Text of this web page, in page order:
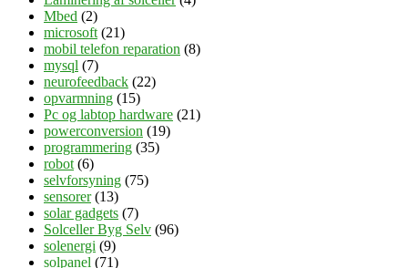
Mbed (2)
microsoft (21)
mobil telefon reparation (8)
mysql (7)
neurofeedback (22)
opvarmning (15)
Pc og labtop hardware (21)
powerconversion (19)
programmering (35)
robot (6)
selvforsyning (75)
sensorer(13)
solar gadgets (7)
Solceller Byg Selv (96)
solenergi (9)
solpanel (71)